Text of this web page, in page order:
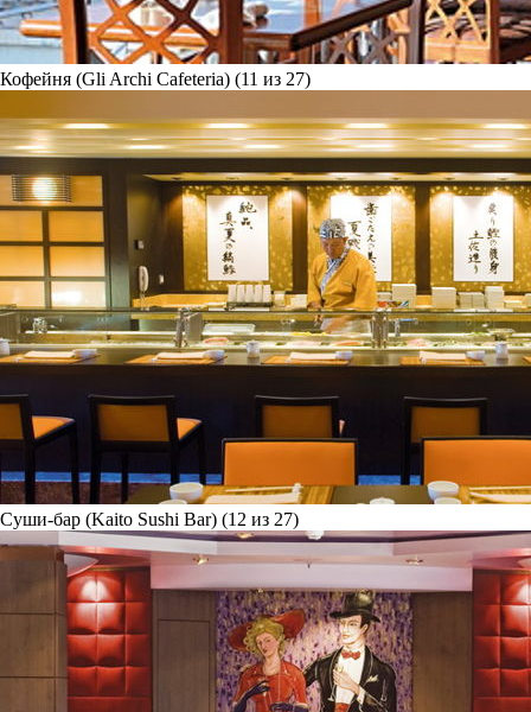
Кофейня (Gli Archi Cafeteria) (11 из 27)
Суши-бар (Kaito Sushi Bar) (12 из 27)